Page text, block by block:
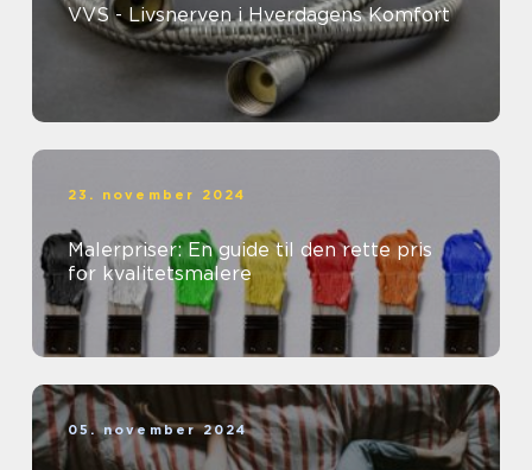
VVS - Livsnerven i Hverdagens Komfort
23. november 2024
Malerpriser: En guide til den rette pris
for kvalitetsmalere
05. november 2024